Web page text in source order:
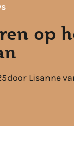
op
doorLisanne